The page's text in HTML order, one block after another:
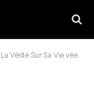
Vérité Sur Sa Vie vée